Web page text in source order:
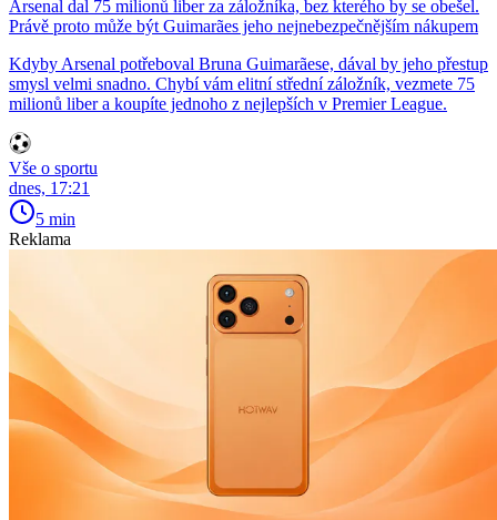
Arsenal dal 75 milionů liber za záložníka, bez kterého by se obešel.
Právě proto může být Guimarães jeho nejnebezpečnějším nákupem
Kdyby Arsenal potřeboval Bruna Guimarãese, dával by jeho přestup
smysl velmi snadno. Chybí vám elitní střední záložník, vezmete 75
milionů liber a koupíte jednoho z nejlepších v Premier League.
Vše o sportu
dnes, 17:21
5 min
Reklama